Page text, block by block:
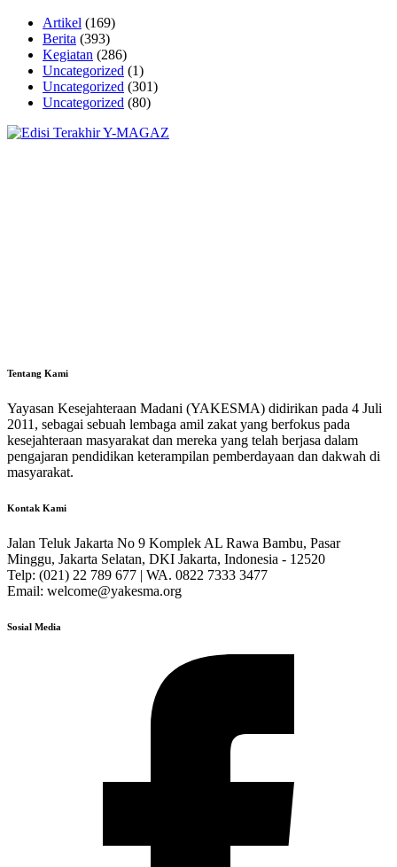
Artikel (169)
Berita (393)
Kegiatan (286)
Uncategorized (1)
Uncategorized (301)
Uncategorized (80)
Tentang Kami
Yayasan Kesejahteraan Madani (YAKESMA) didirikan pada 4 Juli
2011, sebagai sebuah lembaga amil zakat yang berfokus pada
kesejahteraan masyarakat dan mereka yang telah berjasa dalam
pengajaran pendidikan keterampilan pemberdayaan dan dakwah di
masyarakat.
Kontak Kami
Jalan Teluk Jakarta No 9 Komplek AL Rawa Bambu, Pasar
Minggu, Jakarta Selatan, DKI Jakarta, Indonesia - 12520
Telp: (021) 22 789 677 | WA. 0822 7333 3477
Email: welcome@yakesma.org
Sosial Media